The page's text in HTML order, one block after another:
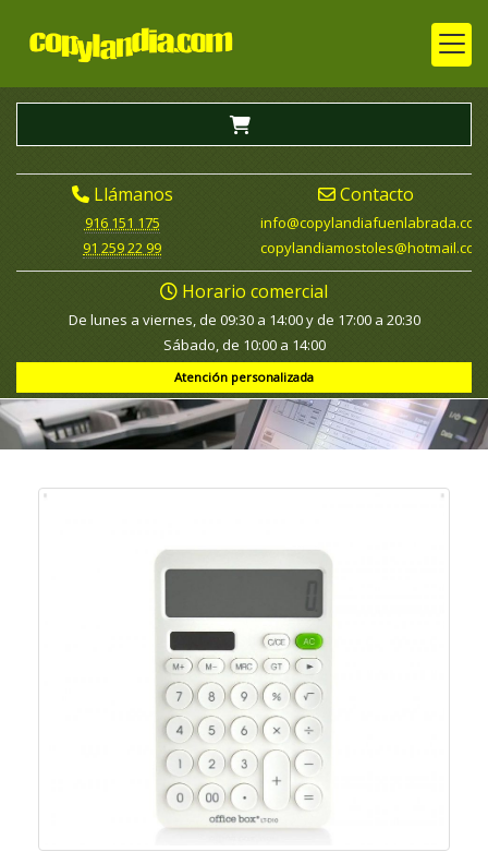
Llámanos
916 151 175
91 259 22 99
Contacto
info
copylandiafuenlabrada.com
copylandiamostoles
hotmail.com
Horario comercial
De lunes a viernes, de 09:30 a 14:00 y de 17:00 a 20:30
Sábado, de 10:00 a 14:00
Atención personalizada